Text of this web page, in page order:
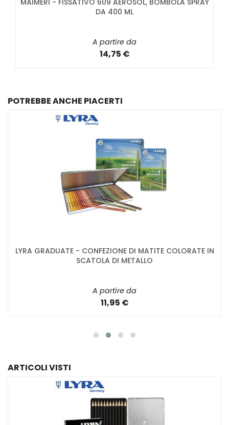
MAIMERI - FISSATIVO 609 AEROSOL, BOMBOLA SPRAY
DA 400 ML
A partire da
14,75 €
POTREBBE ANCHE PIACERTI
LYRA GRADUATE - CONFEZIONE DI MATITE COLORATE IN
SCATOLA DI METALLO
A partire da
11,95 €
ARTICOLI VISTI